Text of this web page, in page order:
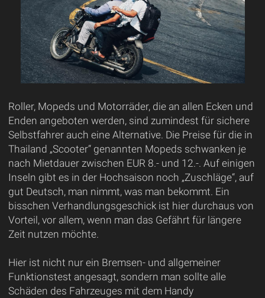
Roller, Mopeds und Motorräder, die an allen Ecken und
Enden angeboten werden, sind zumindest für sichere
Selbstfahrer auch eine Alternative. Die Preise für die in
Thailand „Scooter“ genannten Mopeds schwanken je
nach Mietdauer zwischen EUR 8.- und 12.-. Auf einigen
Inseln gibt es in der Hochsaison noch „Zuschläge“, auf
gut Deutsch, man nimmt, was man bekommt. Ein
bisschen Verhandlungsgeschick ist hier durchaus von
Vorteil, vor allem, wenn man das Gefährt für längere
Zeit nutzen möchte.
Hier ist nicht nur ein Bremsen- und allgemeiner
Funktionstest angesagt, sondern man sollte alle
Schäden des Fahrzeuges mit dem Handy